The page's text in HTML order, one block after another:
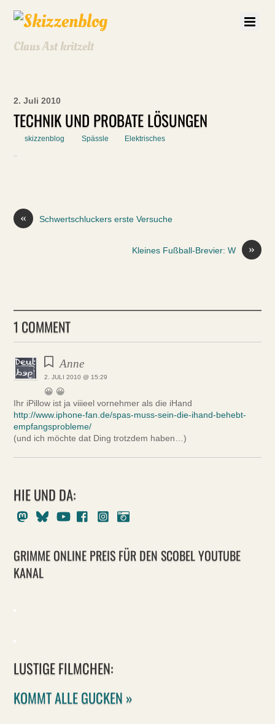
Claus Ast kritzelt
2. Juli 2010
TECHNIK UND PROBATE LÖSUNGEN
skizzenblog Spässle Elektrisches
« Schwertschluckers erste Versuche
»
Kleines Fußball-Brevier: W
1 COMMENT
Anne
2. JULI 2010 @ 15:29
😀 😀
Ihr iPillow ist ja viiieel vornehmer als die iHand
http://www.iphone-fan.de/spas-muss-sein-die-ihand-behebt-
empfangsprobleme/
(und ich möchte dat Ding trotzdem haben…)
HIE UND DA:
MastodonBlueskyYoutubeFacebookInstagram
GRIMME ONLINE PREIS FÜR DEN SCOBEL YOUTUBE
KANAL
LUSTIGE FILMCHEN:
KOMMT ALLE GUCKEN »